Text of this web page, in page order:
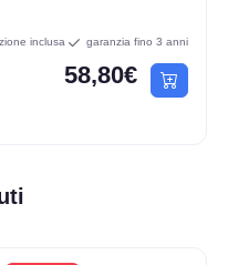
inclusa garanzia fino 3 anni
58,80€